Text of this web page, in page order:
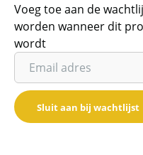
Voeg toe aan de
worden wanneer dit
wordt
Vul
je
email
adresSluit aan bij wachtlijst